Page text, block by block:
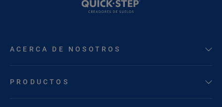
ACERCA DE NOSOTROS
PRODUCTOS